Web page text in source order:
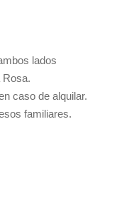
lados
Rosa.
caso de alquilar.
familiares.